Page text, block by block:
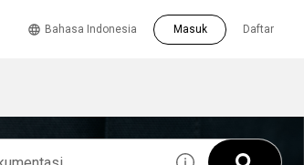
Daftar
Bahasa Indonesia Masuk